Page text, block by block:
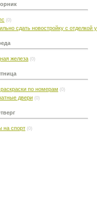
(0)
сдать новостройку с отделкой
железа (0)
по номерам (0)
двери (0)
на спорт (0)